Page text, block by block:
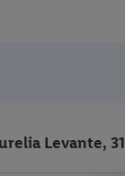
Levante, 31